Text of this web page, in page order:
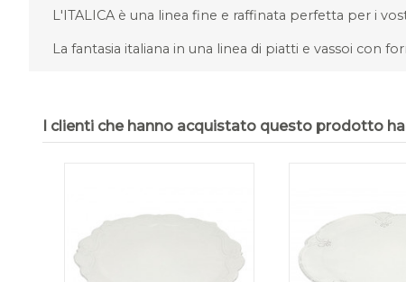
L'ITALICA è una linea fine e raffinata perfetta per i
La fantasia italiana in una linea di piatti e vassoi con
I clienti che hanno acquistato questo prodotto